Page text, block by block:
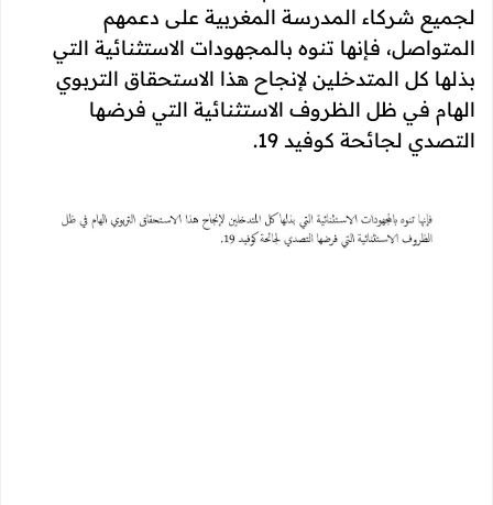
لجميع شركاء المدرسة المغربية على دعمهم
المتواصل، فإنها تنوه بالمجهودات الاستثنائية التي
بذلها كل المتدخلين لإنجاح هذا الاستحقاق التربوي
الهام في ظل الظروف الاستثنائية التي فرضها
التصدي لجائحة كوفيد 19.